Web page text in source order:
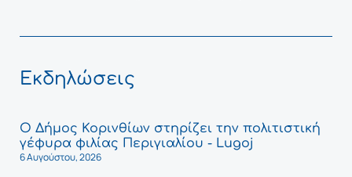
Εκδηλώσεις
Ο Δήμος Κορινθίων στηρίζει την πολιτιστική
γέφυρα φιλίας Περιγιαλίου - Lugoj
6 Αυγούστου, 2026